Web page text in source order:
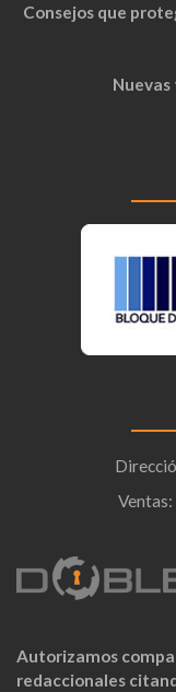
Consejos que
Ventas:
Autorizamos
redaccionales